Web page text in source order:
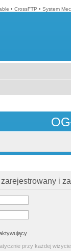
• CrossFTP • System
i
przy każdej wizycie